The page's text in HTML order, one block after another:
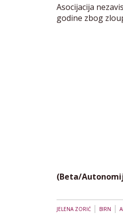
Asocijacija
godine zbog
(Beta/
JELENA ZORIĆ | BIRN |